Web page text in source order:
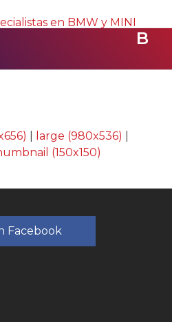
B
large (980x536)
(150x150)
Facebook